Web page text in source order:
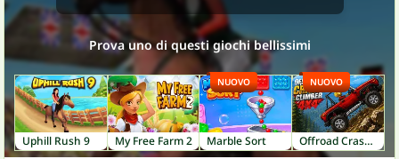
Prova uno di questi giochi bellissimi
Uphill Rush 9 My Free Farm 2 Marble Sort
NUOVO
Offroad Crash Climber 4X4
NUOVO